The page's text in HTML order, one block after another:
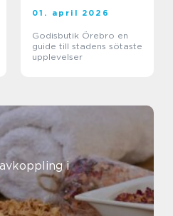
01. april 2026
Godisbutik Örebro en
guide till stadens sötaste
upplevelser